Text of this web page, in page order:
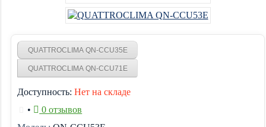
QUATTROCLIMA QN-CCU35E
QUATTROCLIMA QN-CCU71E
Доступность: Нет на складе
•
0 отзывов